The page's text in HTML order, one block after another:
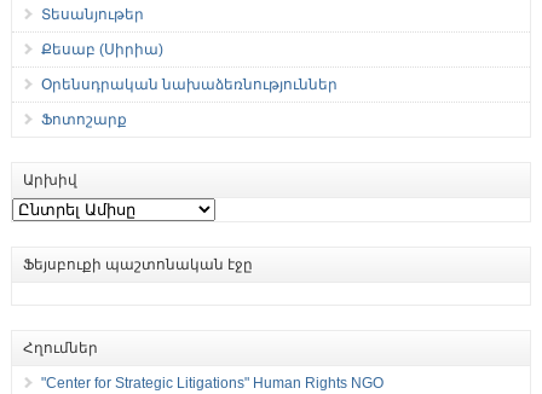
Տեսանյութեր
Քեսաբ (Սիրիա)
Օրենսդրական նախաձեռնություններ
Ֆոտոշարք
Արխիվ
Արխիվ
Ֆեյսբուքի պաշտոնական էջը
Հղումներ
"Center for Strategic Litigations" Human Rights NGO